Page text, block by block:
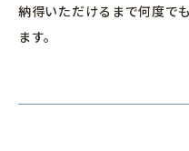
copyrights © haconiwa
納得いただけるまで何度で
ます。